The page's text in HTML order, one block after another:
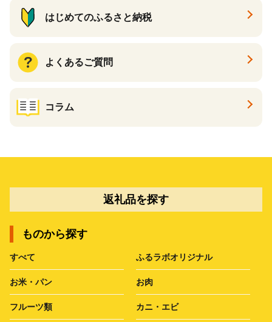
はじめてのふるさと納税
よくあるご質問
コラム
返礼品を探す
ものから探す
すべて ふるラボオリジナル
お米・パン お肉
フルーツ類 カニ・エビ